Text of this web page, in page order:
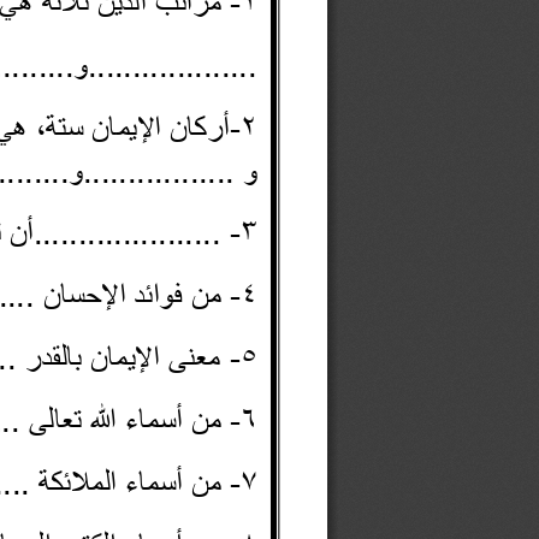
.......................و........................و...................
٢- .................أركان
....................و................. و
٣- .....................أن تعبد الله كأ
٤- ................................................... من فوائد الإحسان
٥- ........................................................... معنى الإيمان
٦- من أسماء الله تعالى ........................
٧- من أسماء الملا........................ ئكة